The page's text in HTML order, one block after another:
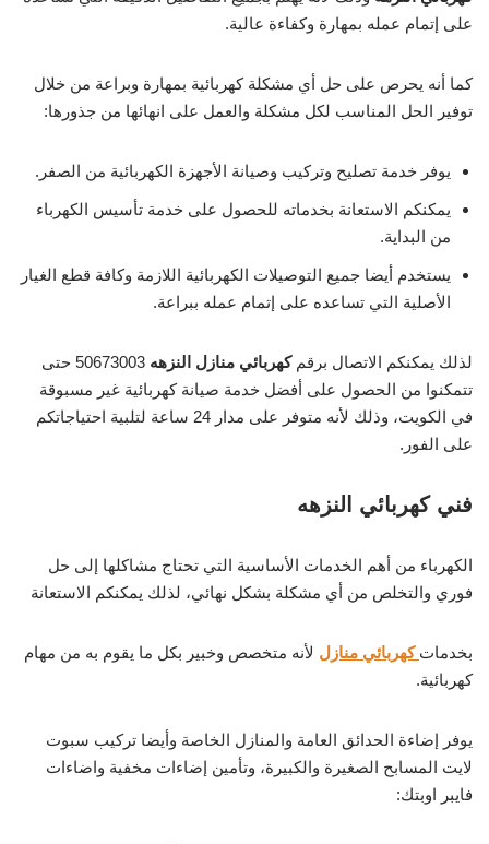
على إتمام عمله بمهارة وكفاءة عالية.
كما أنه يحرص على حل أي مشكلة كهربائية بمهارة وبراعة من خلال
توفير الحل المناسب لكل مشكلة والعمل على انهائها من جذورها:
يوفر خدمة تصليح وتركيب وصيانة الأجهزة الكهربائية من الصفر.
يمكنكم الاستعانة بخدماته للحصول على خدمة تأسيس الكهرباء
من البداية.
يستخدم أيضا جميع التوصيلات الكهربائية اللازمة وكافة قطع الغيار
الأصلية التي تساعده على إتمام عمله ببراعة.
لذلك يمكنكم الاتصال برقم كهربائي منازل النزهه
50673003 حتى
تتمكنوا من الحصول على أفضل خدمة صيانة كهربائية غير مسبوقة
في الكويت، وذلك لأنه متوفر على مدار 24 ساعة لتلبية احتياجاتكم
على الفور.
فني كهربائي النزهه
الكهرباء من أهم الخدمات الأساسية التي تحتاج مشاكلها إلى حل
فوري والتخلص من أي مشكلة بشكل نهائي، لذلك يمكنكم الاستعانة
بخدمات كهربائي منازل لأنه متخصص وخبير بكل ما يقوم به من مهام
كهربائية.
يوفر إضاءة الحدائق العامة والمنازل الخاصة وأيضا تركيب سبوت
لايت المسابح الصغيرة والكبيرة، وتأمين إضاءات مخفية واضاءات
فايبر اوبتك: